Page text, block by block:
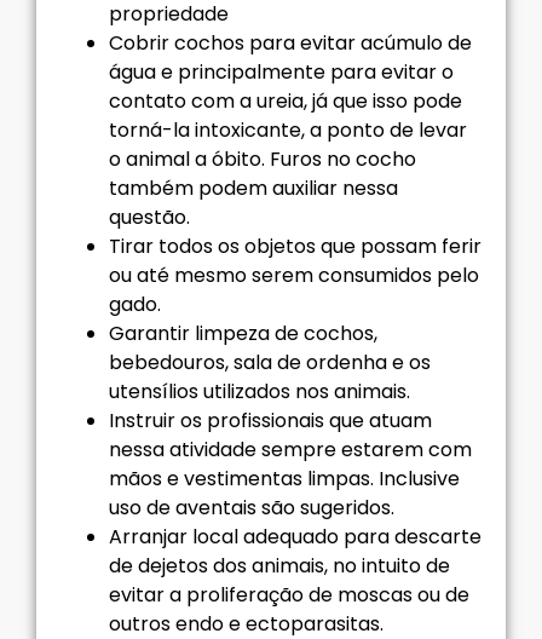
propriedade
Cobrir cochos para evitar acúmulo de
água e principalmente para evitar o
contato com a ureia, já que isso pode
torná-la intoxicante, a ponto de levar
o animal a óbito. Furos no cocho
também podem auxiliar nessa
questão.
Tirar todos os objetos que possam ferir
ou até mesmo serem consumidos pelo
gado.
Garantir limpeza de cochos,
bebedouros, sala de ordenha e os
utensílios utilizados nos animais.
Instruir os profissionais que atuam
nessa atividade sempre estarem com
mãos e vestimentas limpas. Inclusive
uso de aventais são sugeridos.
Arranjar local adequado para descarte
de dejetos dos animais, no intuito de
evitar a proliferação de moscas ou de
outros endo e ectoparasitas.